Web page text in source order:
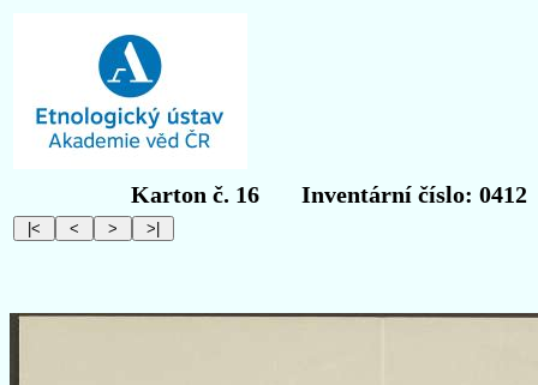
Karton č. 16 Inventární číslo: 0412